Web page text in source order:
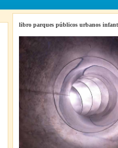
libro parques públicos urbanos